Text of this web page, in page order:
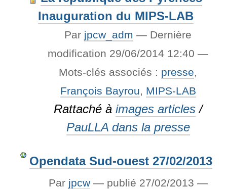
Inauguration du MIPS-LAB
Par jpcw_adm — Dernière
modification 29/06/2014 12:40—
Mots-clés associés : presse,
François Bayrou, MIPS-LAB
Rattaché à images articles /
PauLLA dans la presse
Opendata Sud-ouest 27/02/2013
Par jpcw — publié 27/02/2013 —